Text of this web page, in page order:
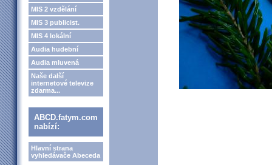
MIS 2 vzdělání
MIS 3 publicist.
MIS 4 lokální
Audia hudební
Audia mluvená
Naše další
internetové televize
zdarma...
ABCD.fatym.com
nabízí:
Hlavní strana
vyhledávače Abeceda